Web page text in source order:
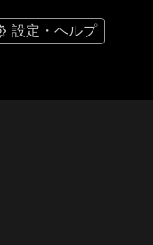
設定・ヘルプ